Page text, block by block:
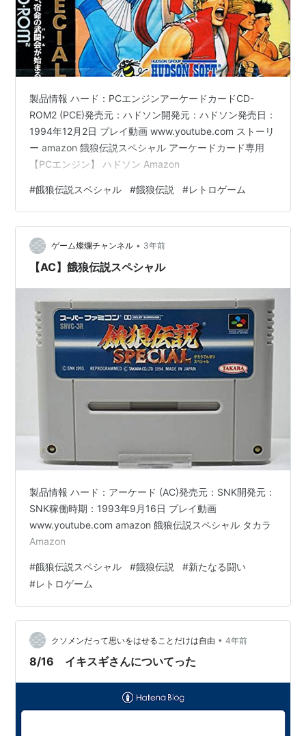
製品情報 ハード：PCエンジンアーケードカードCD-
ROM2 (PCE)発売元：ハドソン開発元：ハドソン発売日：
1994年12月2日 プレイ動画 www.youtube.com ストーリ
ー amazon 餓狼伝説スペシャル アーケードカード専用
【PCエンジン】 ハドソン Amazon
#餓狼伝説スペシャル #餓狼伝説 #レトロゲーム
ゲーム燦爛チャンネル • 3年前
【AC】餓狼伝説スペシャル
製品情報 ハード：アーケード (AC)発売元：SNK開発元：
SNK稼働時期：1993年9月16日 プレイ動画
www.youtube.com amazon 餓狼伝説スペシャル タカラ
Amazon
#餓狼伝説スペシャル #餓狼伝説 #新たなる闘い
#レトロゲーム
クソメンだって思いをはせることだけは自由 • 4年前
8/16 イキスギさんについてった